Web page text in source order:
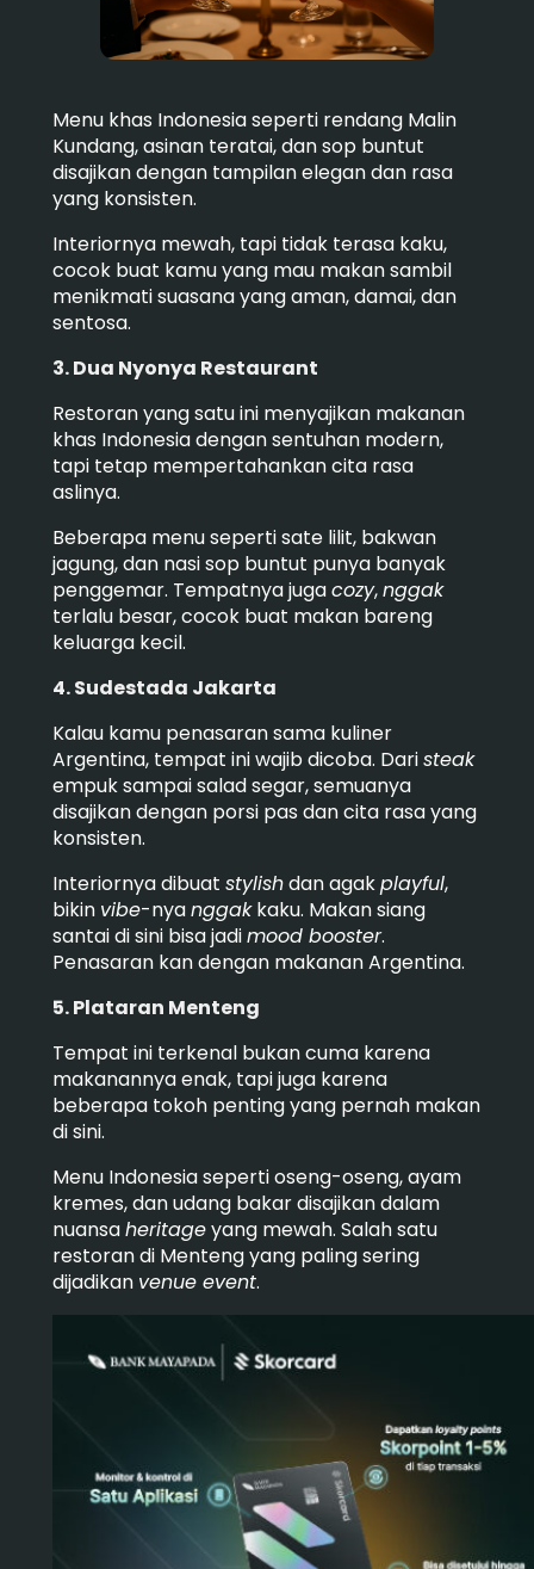
Menu khas Indonesia seperti rendang Malin
Kundang, asinan teratai, dan sop buntut
disajikan dengan tampilan elegan dan rasa
yang konsisten.
Interiornya mewah, tapi tidak terasa kaku,
cocok buat kamu yang mau makan sambil
menikmati suasana yang aman, damai, dan
sentosa.
3. Dua Nyonya Restaurant
Restoran yang satu ini menyajikan makanan
khas Indonesia dengan sentuhan modern,
tapi tetap mempertahankan cita rasa
aslinya.
Beberapa menu seperti sate lilit, bakwan
jagung, dan nasi sop buntut punya banyak
penggemar. Tempatnya jugacozy,nggak
terlalu besar, cocok buat makan bareng
keluarga kecil.
4. Sudestada Jakarta
Kalau kamu penasaran sama kuliner
Argentina, tempat ini wajib dicoba. Daristeak
empuk sampai salad segar, semuanya
disajikan dengan porsi pas dan cita rasa yang
konsisten.
Interiornya dibuat stylishdan agakplayful,
bikin vibe-nyanggakkaku. Makan siang
santai di sini bisa jadimood booster.
Penasaran kan dengan makanan Argentina.
5. Plataran Menteng
Tempat ini terkenal bukan cuma karena
makanannya enak, tapi juga karena
beberapa tokoh penting yang pernah makan
di sini.
Menu Indonesia seperti oseng-oseng, ayam
kremes, dan udang bakar disajikan dalam
nuansaheritageyang mewah. Salah satu
restoran di Menteng yang paling sering
dijadikan venue event.